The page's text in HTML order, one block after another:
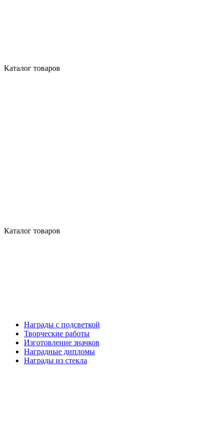
Каталог товаров
Каталог товаров
Награды с подсветкой
Творческие работы
Изготовление значков
Наградные дипломы
Награды из стекла